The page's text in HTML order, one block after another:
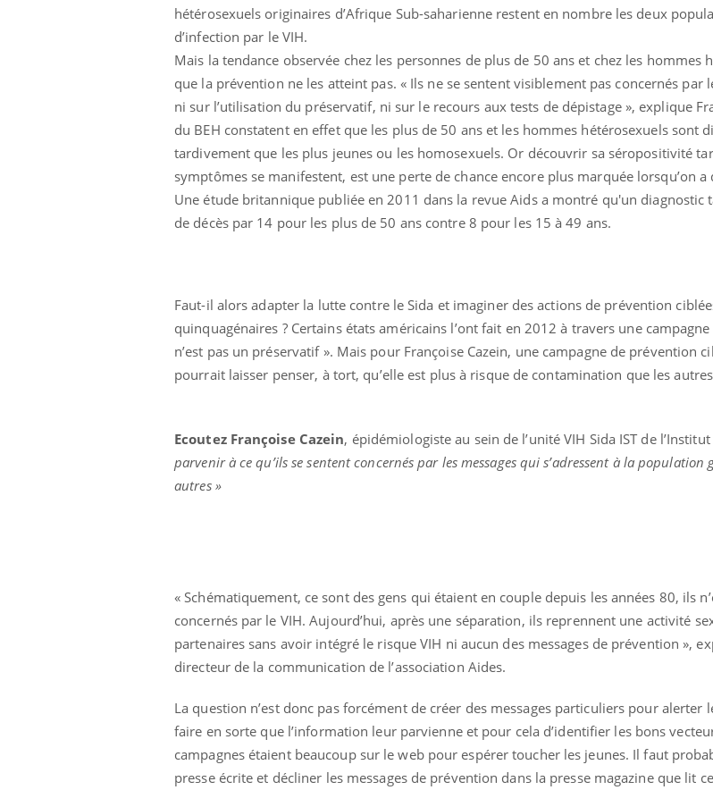
hétérosexuels originaires d’Afrique Sub-saharienne restent en nombre les deux
d’infection par le VIH.
Mais la tendance observée chez les personnes de plus de 50 ans et chez les hommes
que la prévention ne les atteint pas. « Ils ne se sentent visiblement pas concernés par
ni sur l’utilisation du préservatif, ni sur le recours aux tests de dépistage », explique
du BEH constatent en effet que les plus de 50 ans et les hommes hétérosexuels sont
tardivement que les plus jeunes ou les homosexuels. Or découvrir sa séropositivité
symptômes se manifestent, est une perte de chance encore plus marquée lorsqu’on a
Une étude britannique publiée en 2011 dans la revue Aids a montré qu'un
de décès par 14 pour les plus de 50 ans contre 8 pour les 15 à 49 ans.
Faut-il alors adapter la lutte contre le Sida et imaginer des actions de prévention
quinquagénaires ? Certains états américains l’ont fait en 2012 à travers une
n’est pas un préservatif ». Mais pour Françoise Cazein, une campagne de prévention
pourrait laisser penser, à tort, qu’elle est plus à risque de contamination que les
Ecoutez Françoise Cazein, épidémiologiste au sein de l’unité VIH Sida IST de
parvenir à ce qu’ils se sentent concernés par les messages qui s’adressent à la population
autres »
« Schématiquement, ce sont des gens qui étaient en couple depuis les années 80, ils
concernés par le VIH. Aujourd’hui, après une séparation, ils reprennent une activité
partenaires sans avoir intégré le risque VIH ni aucun des messages de prévention »,
directeur de la communication de l’association Aides.
La question n’est donc pas forcément de créer des messages particuliers pour alerter
faire en sorte que l’information leur parvienne et pour cela d’identifier les bons
campagnes étaient beaucoup sur le web pour espérer toucher les jeunes. Il faut
presse écrite et décliner les messages de prévention dans la presse magazine que lit
Carence en fer : comprendre pour
Youtube
Fatigue, irritabilité, brouillard mental ou
même alopécie… Les symptômes de la
Youtube
Insuline & Charge mentale : et si on
osait en parler??Youtube
En 2026, l'insuline dans le diabète de type 2
reste entourée d'idées reçues chez les
Youtube
Eczéma
préparer
L'été
sont ...